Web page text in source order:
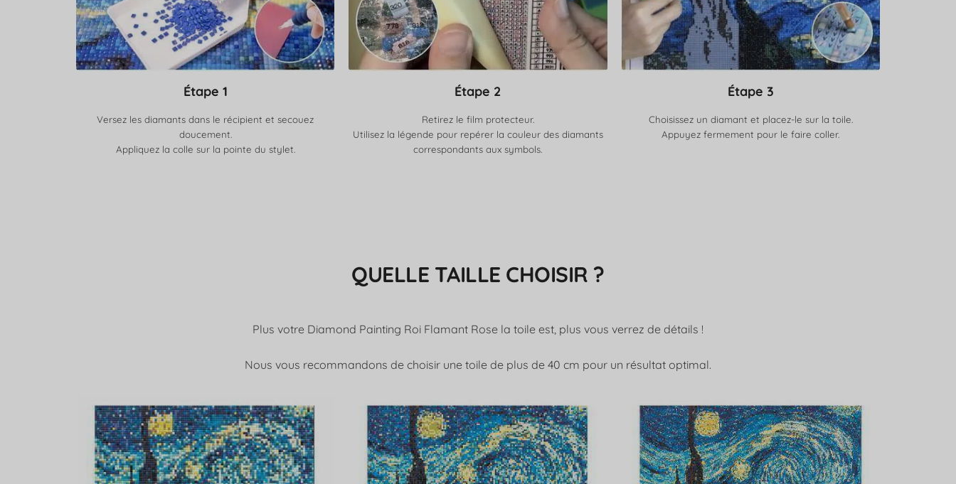
Étape 1
Versez les diamants dans le récipient et secouez
doucement.
Appliquez la colle sur la pointe du stylet.
Étape 2
Retirez le film protecteur.
Utilisez la légende pour repérer la couleur des diamants
correspondants aux symbols.
Étape 3
Choisissez un diamant et placez-le sur la toile.
Appuyez fermement pour le faire coller.
QUELLE TAILLE CHOISIR ?
Plus votre Diamond Painting Roi Flamant Rose la toile est, plus vous verrez de détails !
Nous vous recommandons de choisir une toile de plus de 40 cm pour un résultat optimal.